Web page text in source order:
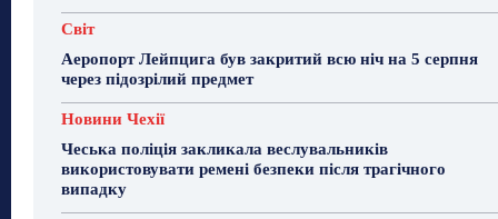
Світ
Аеропорт Лейпцига був закритий всю ніч на 5 серпня
через підозрілий предмет
Новини Чехії
Чеська поліція закликала веслувальників
використовувати ремені безпеки після трагічного
випадку